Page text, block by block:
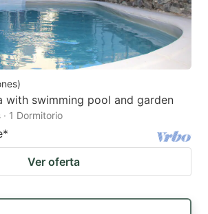
)
with swimming pool and garden
1 Dormitorio
*
Ver oferta